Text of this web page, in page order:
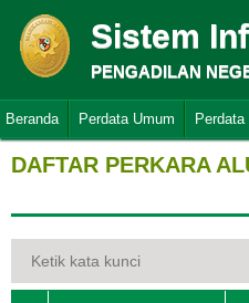
Sistem
PENGADILAN
Beranda Perdata Umum
DAFTAR PERKARA